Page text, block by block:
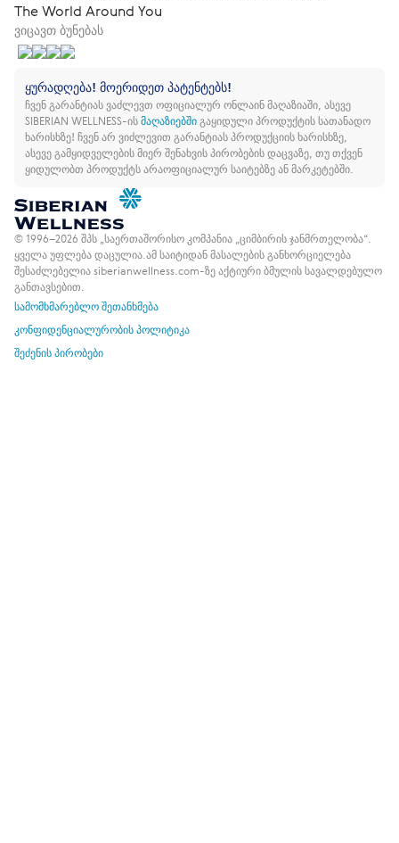
The World Around You
ვიცავთ ბუნებას
ყურადღება! მოერიდეთ პატენტებს!
ჩვენ გარანტიას ვაძლევთ ოფიციალურ ონლაინ მაღაზიაში, ასევე
SIBERIAN WELLNESS-ისმაღაზიებშიგაყიდული პროდუქტის სათანადო
ხარისხზე! ჩვენ არ ვიძლევით გარანტიას პროდუქციის ხარისხზე,
ასევე გამყიდველების მიერ შენახვის პირობების დაცვაზე, თუ თქვენ
ყიდულობთ პროდუქტს არაოფიციალურ საიტებზე ან მარკეტებში.
© 1996–2026 შპს „საერთაშორისო კომპანია „ციმბირის ჯანმრთელობა“.
ყველა უფლება დაცულია. ამ საიტიდან მასალების განხორციელება
შესაძლებელია siberianwellness.com-ზე აქტიური ბმულის სავალდებულო
განთავსებით.
სამომხმარებლო შეთანხმება
კონფიდენციალურობის პოლიტიკა
შეძენის პირობები